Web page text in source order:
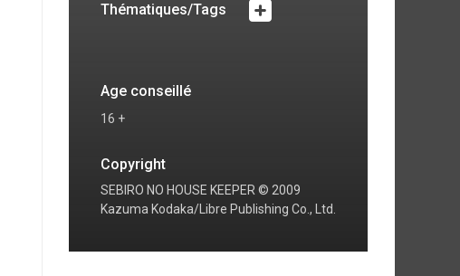
Thématiques/Tags
Age conseillé
16 +
Copyright
SEBIRO NO HOUSE KEEPER © 2009
Kazuma Kodaka/Libre Publishing Co., Ltd.